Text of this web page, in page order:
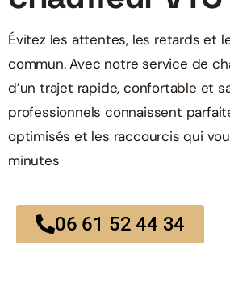
Évitez les attentes, les retards et
commun. Avec notre service de
d’un trajet rapide, confortable et
professionnels connaissent
optimisés et les raccourcis qui
minutes
06 61 52 44 34